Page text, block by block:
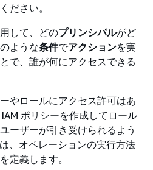
ださい。
して、どのプリンシパルがど
ような条件でアクションを実
で、誰が何にアクセスできる
やロールにアクセス許可はあ
ポリシーを作成してロール
ーザーが引き受けられるよう
、オペレーションの実行方法
定義します。